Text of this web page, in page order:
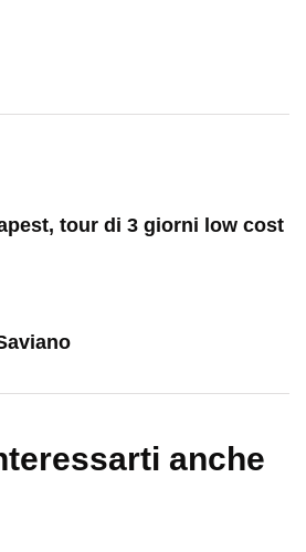
tour di 3 giorni low cost
anche